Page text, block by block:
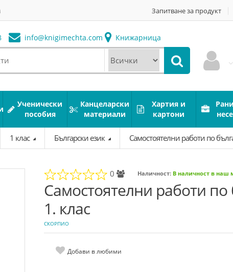
Запитване за продукт
info@knigimechta.com Книжарница
Ученически
пособия
Канцеларски
материали
Хартия и
картони
1 клас Български език Самостоятелни работи по
0 Наличност: В наличност в наш
Самостоятелни работи по
1. клас
СКОРПИО
Добави в любими